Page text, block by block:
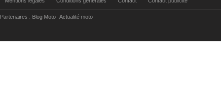
Partenaires : Blog Moto Actualité moto